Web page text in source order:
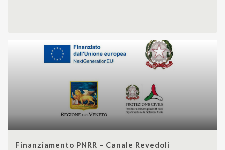
Finanziamento PNRR – Canale Revedoli